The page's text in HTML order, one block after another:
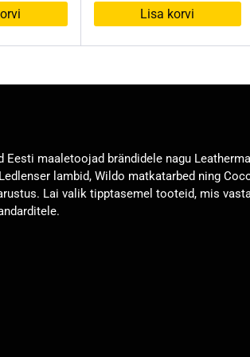
50,00 €.25,00 €.
Lisa korvi
Eesti maaletoojad brändidele nagu
lambid, Wildo matkatarbed ning
Lai valik tipptasemel tooteid, mis